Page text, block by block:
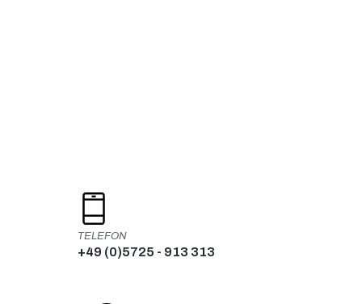
TELEFON
+49 (0)5725 - 913 313